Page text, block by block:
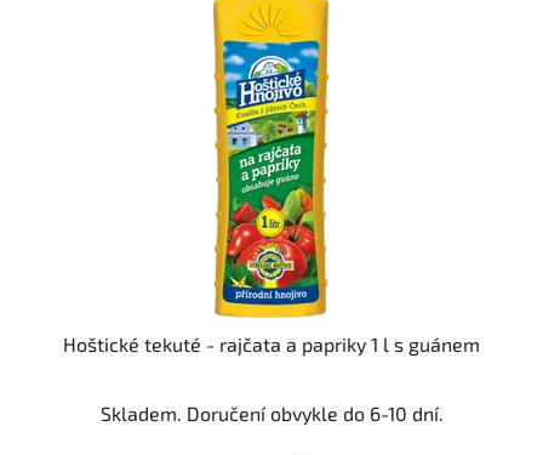
Hoštické tekuté - rajčata a papriky 1 l s guánem
Skladem. Doručení obvykle do 6-10 dní.